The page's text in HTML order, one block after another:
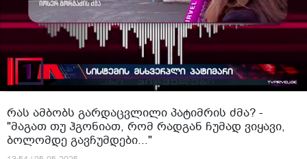
რას ამბობს გარდაცვლილი პატიმრის ძმა? -
"მაგათ თუ ჰგონიათ, რომ რადგან ჩუმად ვიყავი,
ბოლომდე გავჩუმდები..."